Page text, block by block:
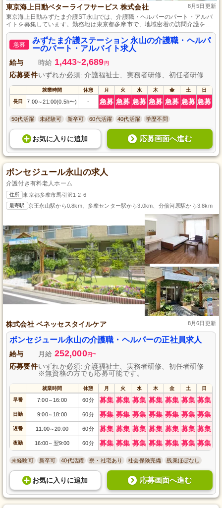
東京海上日動ベターライフサービス 株式会社 8月5日更新
東京海上日動みずたま介護ST永山では、介護職・ヘルパーのパート・アルバ
イトを募集しています。勤務地は東京都多摩市で、地域密着の訪問介護を提
供。資格や経験は不問で、未経験者も大歓迎です。丁寧な研修制度が整って
おり、安心して働けます。働きやすい環境で、一緒に温かな介護を届けませ
んか？ご応募お待ちしています！
急募
みずたま介護ステーション 永山の介護職・ヘルパ
ーのパート・アルバイト求人
給与 時給 1,443~2,689 円
応募要件いずれか必須: 介護福祉士、実務者研修、初任者研修
就業時間 休憩 月 火 水 木 金 土 日
長日 7:00～21:00(0.5h〜) - 急募 急募 急募 急募 急募 急募 急募
50代活躍 未経験可 新卒可 60代活躍 40代活躍 学歴不問
お気に入り に追加 応募画面へ進む
ボンセジュール永山の求人
介護付き有料老人ホーム
住所 東京都多摩市馬引沢1-2-6
最寄駅 京王永山駅から0.8km、多摩センター駅から3.0km、分倍河原駅から3.8km
株式会社 ベネッセスタイルケア 8月6日更新
ボンセジュール永山の介護職・ヘルパーの正社員求人
給与 月給 252,000円~
応募要件いずれか必須: 介護福祉士、実務者研修、初任者研修
※無資格の方でも応募可能です。
就業時間 休憩 月 火 水 木 金 土 日
早番 7:00～ 16:00 60分 募集 募集 募集 募集 募集 募集 募集
日勤 9:00～ 18:00 60分 募集 募集 募集 募集 募集 募集 募集
遅番 11:00～20:00 60分 募集 募集 募集 募集 募集 募集 募集
夜勤 16:00～ 翌9:00 60分 募集 募集 募集 募集 募集 募集 募集
未経験可 新卒可 40代活躍 寮・社宅あり 社会保険完備 残業ほぼなし
お気に入り に追加 応募画面へ進む